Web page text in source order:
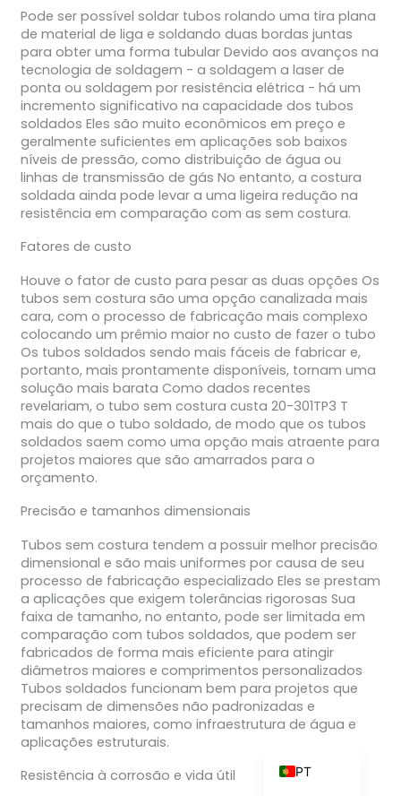
Pode ser possível soldar tubos rolando uma tira plana
de material de liga e soldando duas bordas juntas
para obter uma forma tubular Devido aos avanços na
tecnologia de soldagem - a soldagem a laser de
ponta ou soldagem por resistência elétrica - há um
incremento significativo na capacidade dos tubos
soldados Eles são muito econômicos em preço e
geralmente suficientes em aplicações sob baixos
níveis de pressão, como distribuição de água ou
linhas de transmissão de gás No entanto, a costura
soldada ainda pode levar a uma ligeira redução na
resistência em comparação com as sem costura.
Fatores de custo
Houve o fator de custo para pesar as duas opções Os
tubos sem costura são uma opção canalizada mais
cara, com o processo de fabricação mais complexo
colocando um prêmio maior no custo de fazer o tubo
Os tubos soldados sendo mais fáceis de fabricar e,
portanto, mais prontamente disponíveis, tornam uma
solução mais barata Como dados recentes
revelariam, o tubo sem costura custa 20-301TP3 T
mais do que o tubo soldado, de modo que os tubos
soldados saem como uma opção mais atraente para
projetos maiores que são amarrados para o
orçamento.
Precisão e tamanhos dimensionais
Tubos sem costura tendem a possuir melhor precisão
dimensional e são mais uniformes por causa de seu
processo de fabricação especializado Eles se prestam
a aplicações que exigem tolerâncias rigorosas Sua
faixa de tamanho, no entanto, pode ser limitada em
comparação com tubos soldados, que podem ser
fabricados de forma mais eficiente para atingir
diâmetros maiores e comprimentos personalizados
Tubos soldados funcionam bem para projetos que
precisam de dimensões não padronizadas e
tamanhos maiores, como infraestrutura de água e
aplicações estruturais.
Resistência à corrosão e vida útil
PT
DE
NL
FR
IT
JA
KO